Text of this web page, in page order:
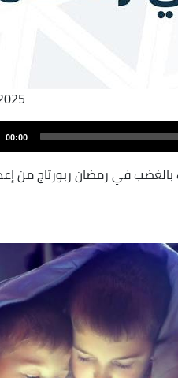
08:10
00:00
في رمضان ربورتاج من